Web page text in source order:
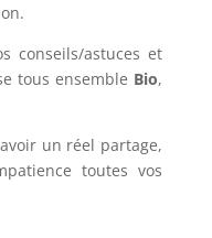
conseils/astuces et
tous ensemble Bio,
un réel partage,
toutes vos